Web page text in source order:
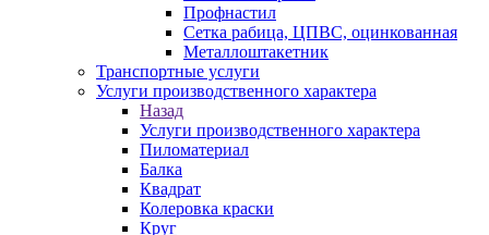
Профнастил
Сетка рабица, ЦПВС, оцинкованная
Металлоштакетник
Транспортные услуги
Услуги производственного характера
Назад
Услуги производственного характера
Пиломатериал
Балка
Квадрат
Колеровка краски
Круг